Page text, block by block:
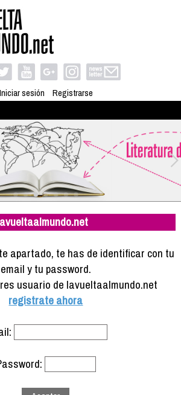
Iniciar sesión Registrarse
apartado, te has de identificar con tu
email y tu password.
usuario de lavueltaalmundo.net
registrate ahora